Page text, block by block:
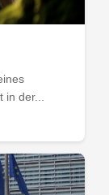
der...